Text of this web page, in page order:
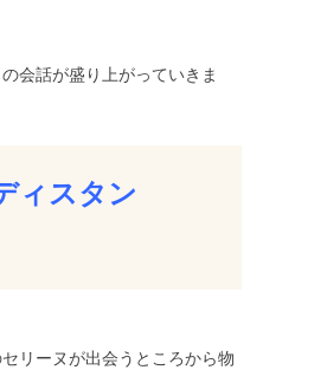
会話が盛り上がっていきま
ィスタン
リーヌが出会うところから物